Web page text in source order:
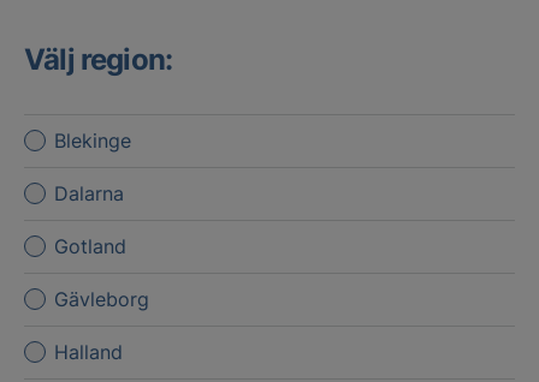
Välj region:
Blekinge
Dalarna
Gotland
Gävleborg
Halland